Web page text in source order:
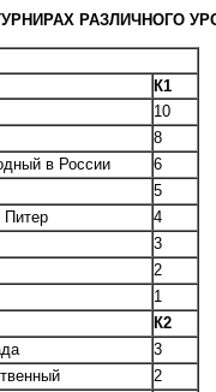
РАЗЛИЧНОГО
К1
10
8
в России
6
5
4
3
2
1
К2
3
2